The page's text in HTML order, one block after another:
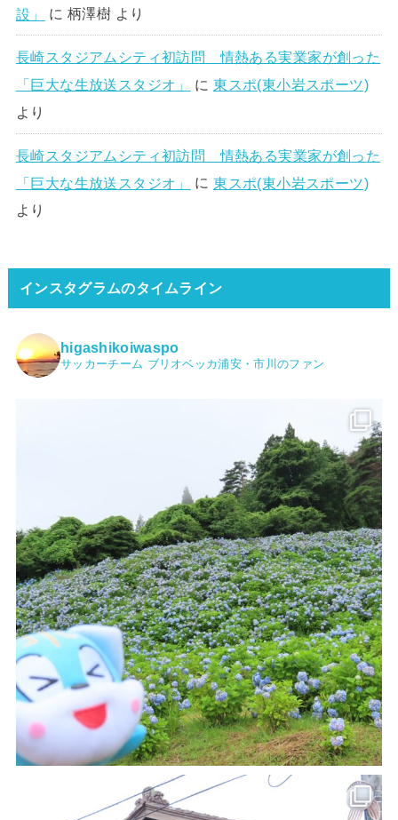
設」
に 柄澤樹 より
長崎スタジアムシティ初訪問 情熱ある実業家が創った
「巨大な生放送スタジオ」
に東スポ(東小岩スポーツ)
より
長崎スタジアムシティ初訪問 情熱ある実業家が創った
「巨大な生放送スタジオ」
に東スポ(東小岩スポーツ)
より
インスタグラムのタイムライン
higashikoiwaspo
サッカーチーム ブリオベッカ浦安・市川のファン